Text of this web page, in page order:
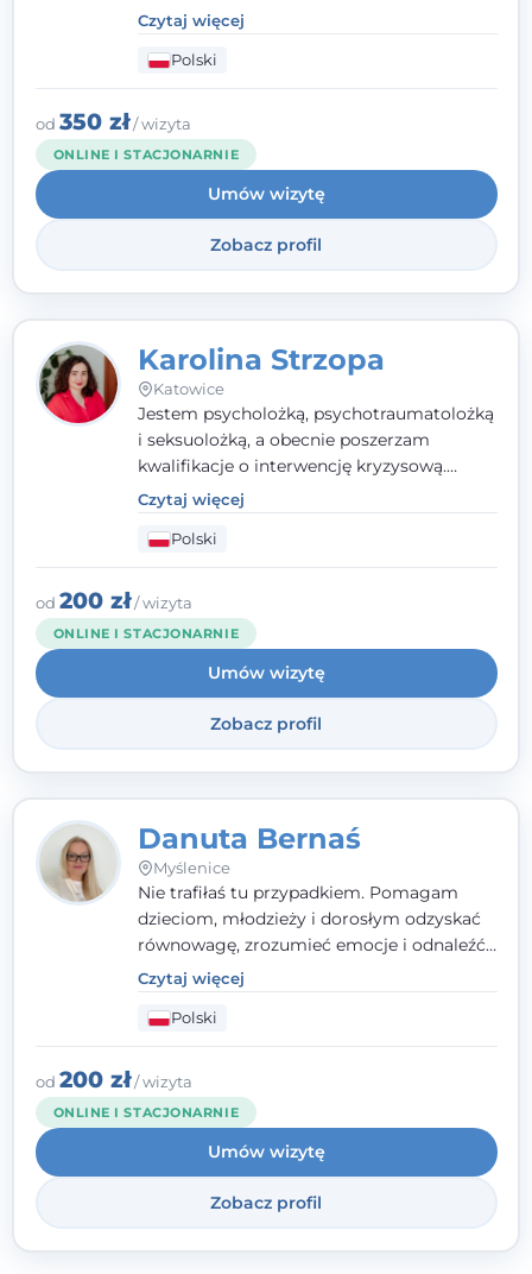
klinicznej. Ukończyłam również studia
podyplomowe z Praktycznej Diagnozy
Psychologicznej. Aktywnie uczestniczę w
działalności Polskiego Towarzystwa
Psychiatrycznego oraz Polskiego
Towarzystwa Psychologicznego, a także
jestem członkiem nadzwyczajnym
Wielkopolskiego Towarzystwa Terapii
Systemowej.
Czytaj więcej
Polski
od 350 zł/ wizyta
ONLINE I STACJONARNIE
Umów wizytę
Zobacz profil
Karolina Strzopa
Katowice
Jestem psycholożką, psychotraumatolożką
i seksuolożką, a obecnie poszerzam
kwalifikacje o interwencję kryzysową.
Pracuję w nurcie terapii trzeciej fali, łącząc
metody o potwierdzonej skuteczności.
Towarzyszę młodzieży, dorosłym i parom w
radzeniu sobie z bolesnymi
doświadczeniami tak, by mogli żyć pełniej.
Czytaj więcej
Polski
od 200 zł/ wizyta
ONLINE I STACJONARNIE
Umów wizytę
Zobacz profil
Danuta Bernaś
Myślenice
Nie trafiłaś tu przypadkiem. Pomagam
dzieciom, młodzieży i dorosłym odzyskać
równowagę, zrozumieć emocje i odnaleźć
wewnętrzną siłę. Moja droga do
psychologii zaczęła się od życia - pełnego
wyzwań, które nauczyły mnie uważności,
empatii i pokory. Dziś łączę doświadczenie
nauczycielki, psychologa, psychoterapeuty
i seksuologa tworząc bezpieczną
przestrzeń, w której można poczuć spokój i
wsparcie. Nie obiecuję łatwych rozwiązań -
ale mogę obiecać, że będę po Twojej
Czytaj więcej
Polski
od 200 zł/ wizyta
ONLINE I STACJONARNIE
Umów wizytę
Zobacz profil